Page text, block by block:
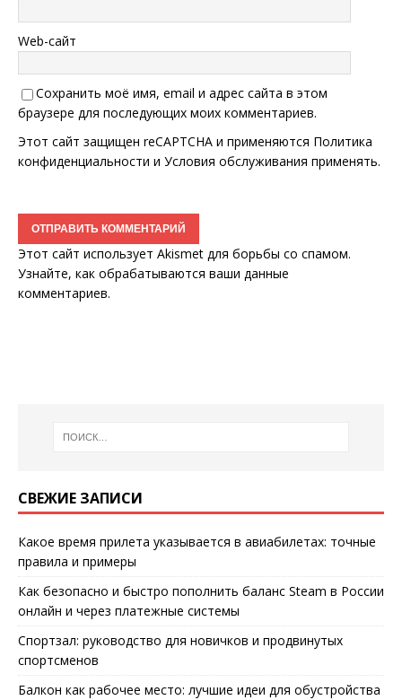
Web-сайт
Сохранить моё имя, email и адрес сайта в этом
браузере для последующих моих комментариев.
Этот сайт защищен reCAPTCHA и применяются Политика
конфиденциальности и Условия обслуживания применять.
Этот сайт использует Akismet для борьбы со спамом.
Узнайте, как обрабатываются ваши данные
комментариев.
СВЕЖИЕ ЗАПИСИ
Какое время прилета указывается в авиабилетах: точные
правила и примеры
Как безопасно и быстро пополнить баланс Steam в России
онлайн и через платежные системы
Спортзал: руководство для новичков и продвинутых
спортсменов
Балкон как рабочее место: лучшие идеи для обустройства